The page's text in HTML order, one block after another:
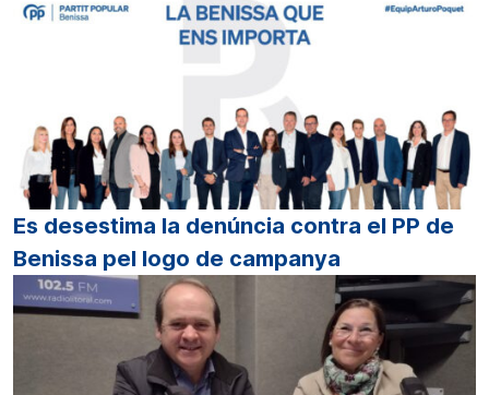
Es desestima la denúncia contra el PP de
Benissa pel logo de campanya